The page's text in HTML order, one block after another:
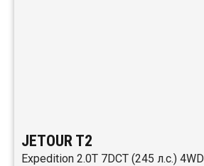
JETOUR T2
Expedition 2.0T 7DCT (245 л.с.) 4WD